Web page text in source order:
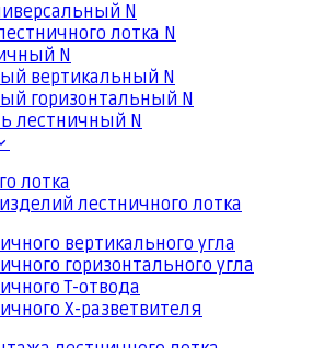
N
лотка N
N
вертикальный N
горизонтальный N
лестничный N
лотка
лестничного лотка
вертикального угла
горизонтального угла
Т-отвода
Х-разветвителя